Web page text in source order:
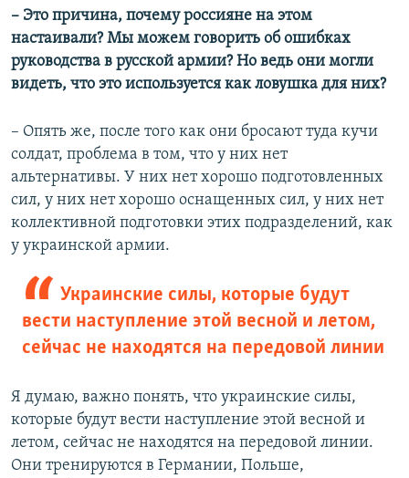
ы
д
у
й
с
л
а
й
д
у
ю
щ
й
с
л
а
й
д
– Это причина, почему россияне на этом
настаивали? Мы можем говорить об ошибках
руководства в русской армии? Но ведь они могли
видеть, что это используется как ловушка для них?
– Опять же, после того как они бросают туда кучи
солдат, проблема в том, что у них нет
альтернативы. У них нет хорошо подготовленных
сил, у них нет хорошо оснащенных сил, у них нет
коллективной подготовки этих подразделений, как
у украинской армии.
Украинские силы, которые будут
вести наступление этой весной и летом,
сейчас не находятся на передовой линии
Я думаю, важно понять, что украинские силы,
которые будут вести наступление этой весной и
летом, сейчас не находятся на передовой линии.
Они тренируются в Германии, Польше,